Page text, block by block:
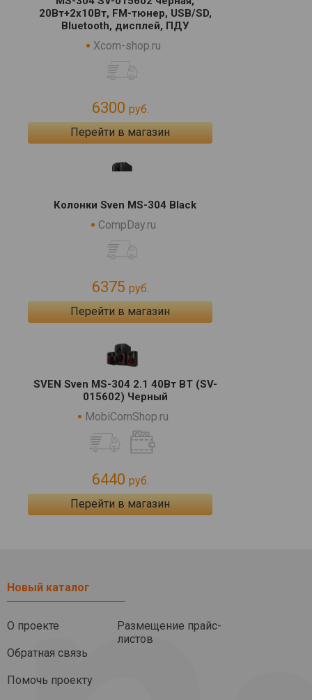
20Вт+2x10Вт, FM-тюнер, USB/SD,
Bluetooth, дисплей, ПДУ
Xcom-shop.ru
6300 руб.
Перейти в магазин
Колонки Sven MS-304 Black
CompDay.ru
6375 руб.
Перейти в магазин
SVEN Sven MS-304 2.1 40Вт BT (SV-
015602) Черный
MobiComShop.ru
6440 руб.
Перейти в магазин
Новый каталог
О проекте
Обратная связь
Помочь проекту
Размещение прайс-
листов